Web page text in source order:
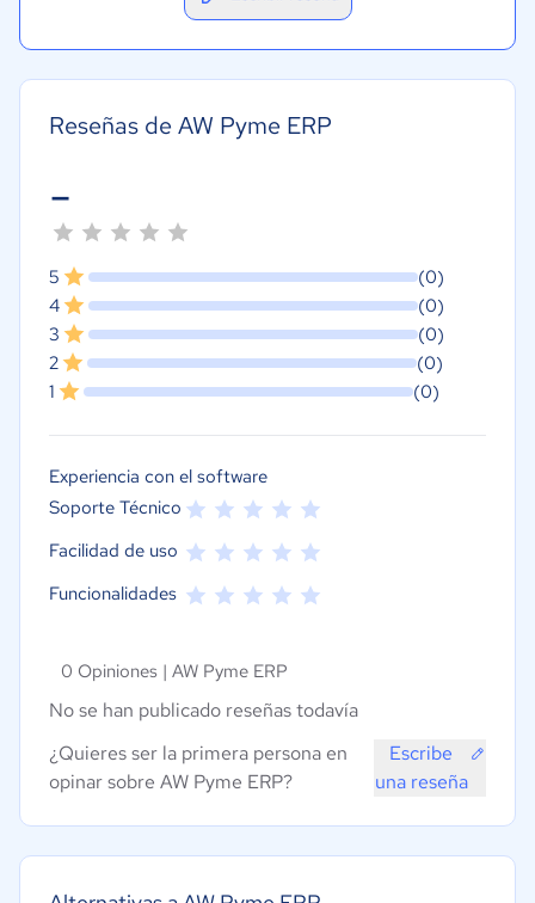
Reseñas de AW Pyme ERP
-
5
(0)
4
(0)
3
(0)
2
(0)
1
(0)
Experiencia con el software
Soporte Técnico
Facilidad de uso
Funcionalidades
0 Opiniones | AW Pyme ERP
No se han publicado reseñas todavía
¿Quieres ser la primera persona en
opinar sobre AW Pyme ERP?
Escribe
una reseña